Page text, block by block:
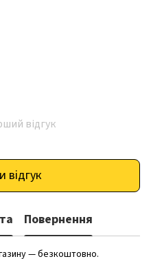
відгук
відгук
Повернення
— безкоштовно.